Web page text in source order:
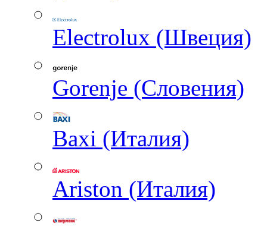
Electrolux (Швеция)
Gorenje (Словения)
Baxi (Италия)
Ariston (Италия)